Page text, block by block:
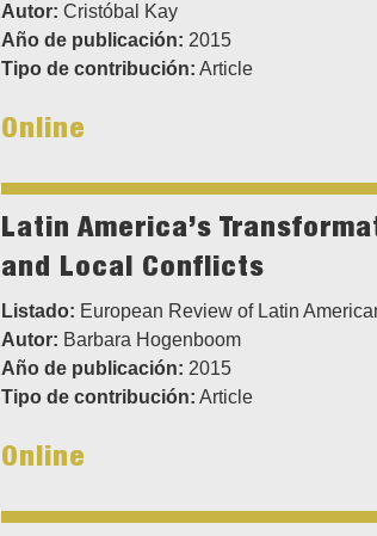
Autor: Cristóbal Kay
Año de publicación: 2015
Tipo de contribución: Article
Online
Latin America’s
and Local Conflicts
Listado: European Review of Latin
Autor: Barbara Hogenboom
Año de publicación: 2015
Tipo de contribución: Article
Online